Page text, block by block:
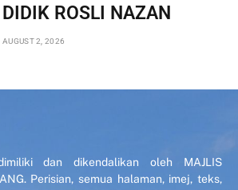
DIDIK ROSLI NAZAN
AUGUST 2, 2026
dan dikendalikan oleh MAJLIS
Perisian, semua halaman, imej, teks,